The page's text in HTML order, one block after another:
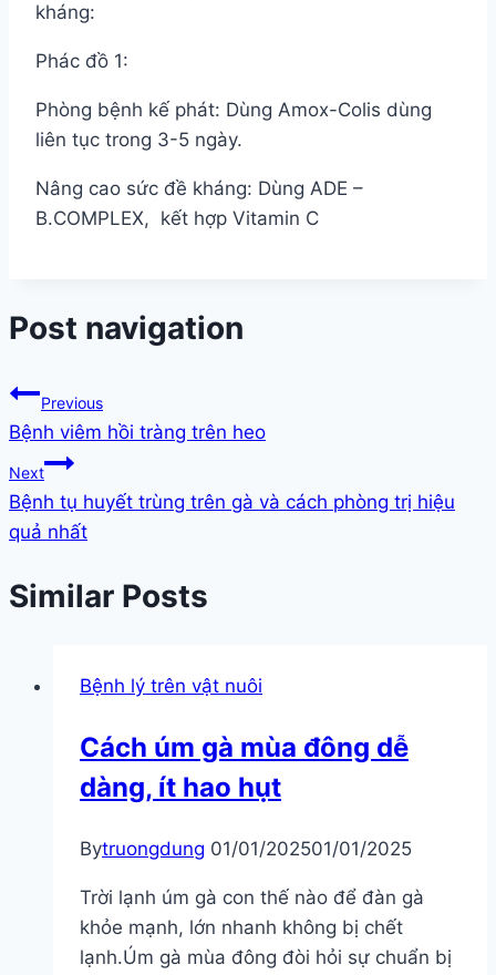
kháng:
Phác đồ 1:
Phòng bệnh kế phát: Dùng Amox-Colis dùng
liên tục trong 3-5 ngày.
Nâng cao sức đề kháng: Dùng ADE –
B.COMPLEX, kết hợp Vitamin C
Post navigation
Previous
Bệnh viêm hồi tràng trên heo
Next
Bệnh tụ huyết trùng trên gà và cách phòng trị hiệu
quả nhất
Similar Posts
Bệnh lý trên vật nuôi
Cách úm gà mùa đông dễ
dàng, ít hao hụt
Bytruongdung 01/01/202501/01/2025
Trời lạnh úm gà con thế nào để đàn gà
khỏe mạnh, lớn nhanh không bị chết
lạnh.Úm gà mùa đông đòi hỏi sự chuẩn bị